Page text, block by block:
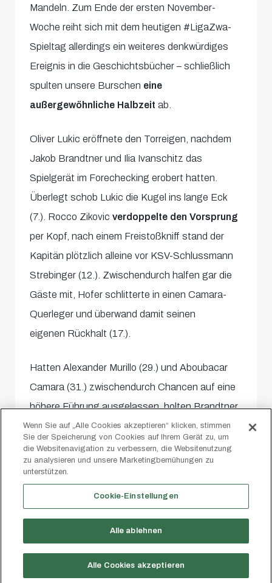
Mandeln. Zum Ende der ersten November-
Woche reiht sich mit dem heutigen #LigaZwa-
Spieltag allerdings ein weiteres denkwürdiges
Ereignis in die Geschichtsbücher – schließlich
spulten unsere Burschen eine
außergewöhnliche Halbzeitab.
Oliver Lukic eröffnete den Torreigen, nachdem
Jakob Brandtner und Ilia Ivanschitz das
Spielgerät im Forechecking erobert hatten.
Überlegt schob Lukic die Kugel ins lange Eck
(7.). Rocco Zikovicverdoppelte den Vorsprung
per Kopf, nach einem Freistoßkniff stand der
Kapitän plötzlich alleine vor KSV-Schlussmann
Strebinger (12.). Zwischendurch halfen gar die
Gäste mit, Hofer schlitterte in einen Camara-
Querleger und überwand damit seinen
eigenen Rückhalt (17.).
Hatten Alexander Murillo (29.) und Aboubacar
Camara (31.) zwischendurch Chancen auf eine
höhere Führung ausgelassen, holten Brandtner
und wiederum Camara das „Versäumnis“ nach:
Ersterer verwandelteeinen 18-Meter-Freistoß
via Flachschuss (34.), Zweiterer empfing einen
Lukic-Laserpass – auch Camara visierte das
Wenn Sie auf „Alle Cookies akzeptieren“ klicken, stimmen
Sie der Speicherung von Cookies auf Ihrem Gerät zu, um
die Websitenavigation zu verbessern, die Websitenutzung
zu analysieren und unsere Marketingbemühungen zu
unterstützen.
Cookie-Einstellungen
Alle ablehnen
Alle Cookies akzeptieren